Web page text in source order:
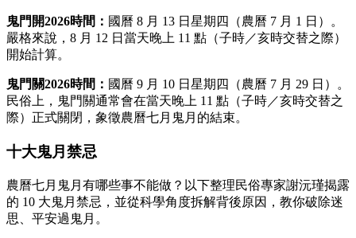
鬼門開2026時間： 國曆 8 月 13 日星期四（農曆 7 月 1 日）。
嚴格來說，8 月 12 日當天晚上 11 點（子時／亥時交替之際）
開始計算。
鬼門關2026時間： 國曆 9 月 10 日星期四（農曆 7 月 29 日）。
民俗上，鬼門關通常會在當天晚上 11 點（子時／亥時交替之
際）正式關閉，象徵農曆七月鬼月的結束。
十大鬼月禁忌
農曆七月鬼月有哪些事不能做？以下整理民俗專家謝沅瑾揭露
的 10 大鬼月禁忌，並從科學角度拆解背後原因，教你破除迷
思、平安過鬼月。